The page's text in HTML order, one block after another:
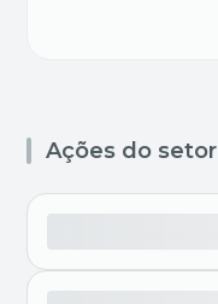
Ações do setor